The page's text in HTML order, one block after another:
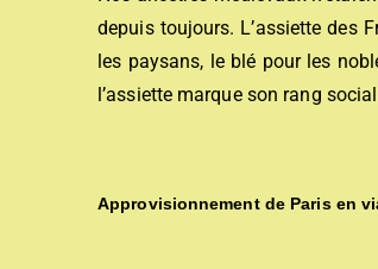
depuis toujours. L’assiette des
les paysans, le blé pour les
l’assiette marque son rang
Approvisionnement de Paris en